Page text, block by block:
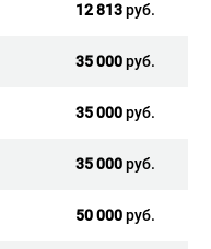
12 813руб.
35 000руб.
35 000руб.
35 000руб.
50 000руб.